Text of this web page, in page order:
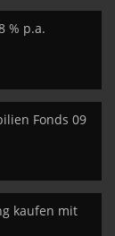
% p.a.
Fonds 09
kaufen mit